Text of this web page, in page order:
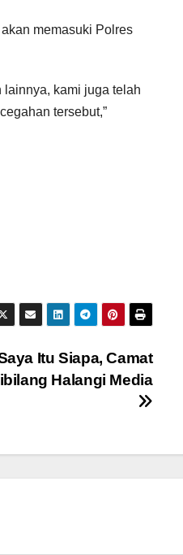
memasuki Polres
lainnya, kami juga telah
tersebut,”
Itu Siapa, Camat
Halangi Media